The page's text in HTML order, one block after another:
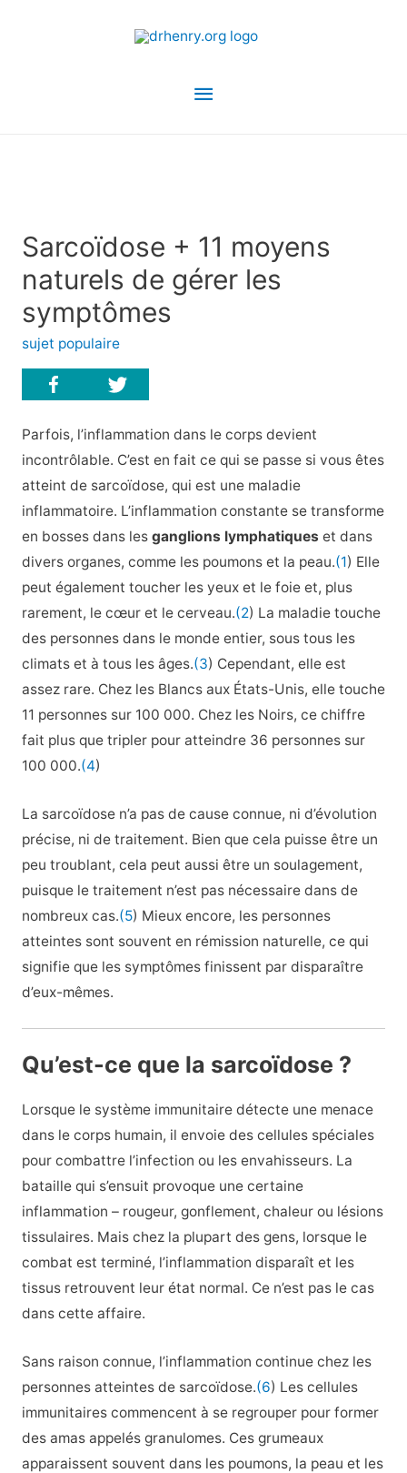
Menu
Sarcoïdose + 11 moyens
naturels de gérer les
symptômes
sujet populaire
Parfois, l’inflammation dans le corps devient
incontrôlable. C’est en fait ce qui se passe si vous êtes
atteint de sarcoïdose, qui est une maladie
inflammatoire. L’inflammation constante se transforme
en bosses dans les ganglions lymphatiques et dans
divers organes, comme les poumons et la peau.(1) Elle
peut également toucher les yeux et le foie et, plus
rarement, le cœur et le cerveau.(2) La maladie touche
des personnes dans le monde entier, sous tous les
climats et à tous les âges.(3) Cependant, elle est
assez rare. Chez les Blancs aux États-Unis, elle touche
11 personnes sur 100 000. Chez les Noirs, ce chiffre
fait plus que tripler pour atteindre 36 personnes sur
100 000.(4)
La sarcoïdose n’a pas de cause connue, ni d’évolution
précise, ni de traitement. Bien que cela puisse être un
peu troublant, cela peut aussi être un soulagement,
puisque le traitement n’est pas nécessaire dans de
nombreux cas.(5) Mieux encore, les personnes
atteintes sont souvent en rémission naturelle, ce qui
signifie que les symptômes finissent par disparaître
d’eux-mêmes.
Qu’est-ce que la sarcoïdose ?
Lorsque le système immunitaire détecte une menace
dans le corps humain, il envoie des cellules spéciales
pour combattre l’infection ou les envahisseurs. La
bataille qui s’ensuit provoque une certaine
inflammation – rougeur, gonflement, chaleur ou lésions
tissulaires. Mais chez la plupart des gens, lorsque le
combat est terminé, l’inflammation disparaît et les
tissus retrouvent leur état normal. Ce n’est pas le cas
dans cette affaire.
Sans raison connue, l’inflammation continue chez les
personnes atteintes de sarcoïdose.(6) Les cellules
immunitaires commencent à se regrouper pour former
des amas appelés granulomes. Ces grumeaux
apparaissent souvent dans les poumons, la peau et les